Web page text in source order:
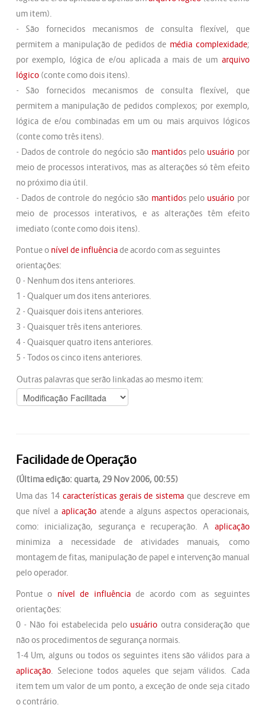
um item).
- São fornecidos mecanismos de consulta flexível, que
permitem a manipulação de pedidos de média complexidade;
por exemplo, lógica de e/ou aplicada a mais de um arquivo
lógico(conte como dois itens).
- São fornecidos mecanismos de consulta flexível, que
permitem a manipulação de pedidos complexos; por exemplo,
lógica de e/ou combinadas em um ou mais arquivos lógicos
(conte como três itens).
- Dados de controle do negócio são mantidos pelo usuário por
meio de processos interativos, mas as alterações só têm efeito
no próximo dia útil.
- Dados de controle do negócio são mantidos pelo usuário por
meio de processos interativos, e as alterações têm efeito
imediato (conte como dois itens).
Pontue o nível de influênciade acordo com as seguintes
orientações:
0 - Nenhum dos itens anteriores.
1 - Qualquer um dos itens anteriores.
2 - Quaisquer dois itens anteriores.
3 - Quaisquer três itens anteriores.
4 - Quaisquer quatro itens anteriores.
5 - Todos os cinco itens anteriores.
Outras palavras que serão linkadas ao mesmo item:
Facilidade de Operação
(Última edição: quarta, 29 Nov 2006, 00:55)
Uma das 14 características gerais de sistema que descreve em
que nível aaplicação atende a alguns aspectos operacionais,
como: inicialização, segurança e recuperação. A aplicação
minimiza a necessidade de atividades manuais, como
montagem de fitas, manipulação de papel e intervenção manual
pelo operador.
Pontue o nível de influênciade acordo com as seguintes
orientações:
0 - Não foi estabelecida pelo usuário outra consideração que
não os procedimentos de segurança normais.
1-4 Um, alguns ou todos os seguintes itens são válidos para a
aplicação. Selecione todos aqueles que sejam válidos. Cada
item tem um valor de um ponto, a exceção de onde seja citado
o contrário.